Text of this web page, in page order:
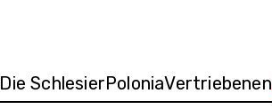
Die SchlesierPoloniaVertriebenen